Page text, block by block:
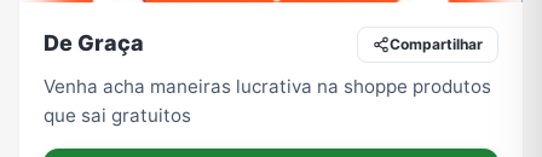
Tecnologia
De Graça Compartilhar
Venha acha maneiras lucrativa na shoppe produtos
que sai gratuitos